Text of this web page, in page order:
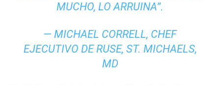
MUCHO, LO ARRUINA”.
— MICHAEL CORRELL, CHEF
EJECUTIVO DE RUSE, ST. MICHAELS,
MD